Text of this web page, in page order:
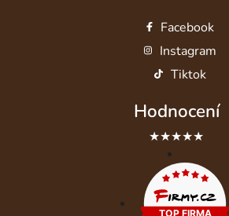
Facebook
Instagram
Tiktok
Hodnocení
★★★★★